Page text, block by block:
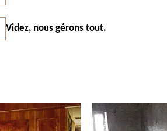
Videz, nous gérons tout.